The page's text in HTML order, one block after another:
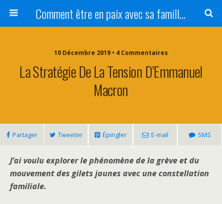
Comment être en paix avec sa famille ?
10 Décembre 2019 • 4 Commentaires
La Stratégie De La Tension D’Emmanuel
Macron
Partager Tweeter Épingler E-mail SMS
J’ai voulu explorer le phénomène de la grève et du
mouvement des gilets jaunes avec une constellation
familiale.